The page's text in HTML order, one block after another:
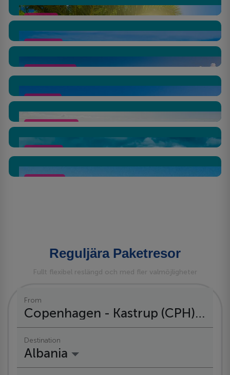
Cypern
Albanien
Alicante
Gran Canaria
Reguljära Paketresor
Fullt flexibel reslängd och med fler valmöjligheter
From
Copenhagen - Kastrup (CPH)
Destination
Albania